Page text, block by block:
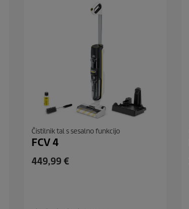
Čistilnik tal s sesalno funkcijo
FCV 4
C
449,99 €